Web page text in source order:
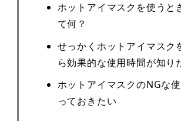
ホットアイマスクを使うと
て何？
せっかくホットアイマスク
ら効果的な使用時間が知り
ホットアイマスクのNGな
っておきたい